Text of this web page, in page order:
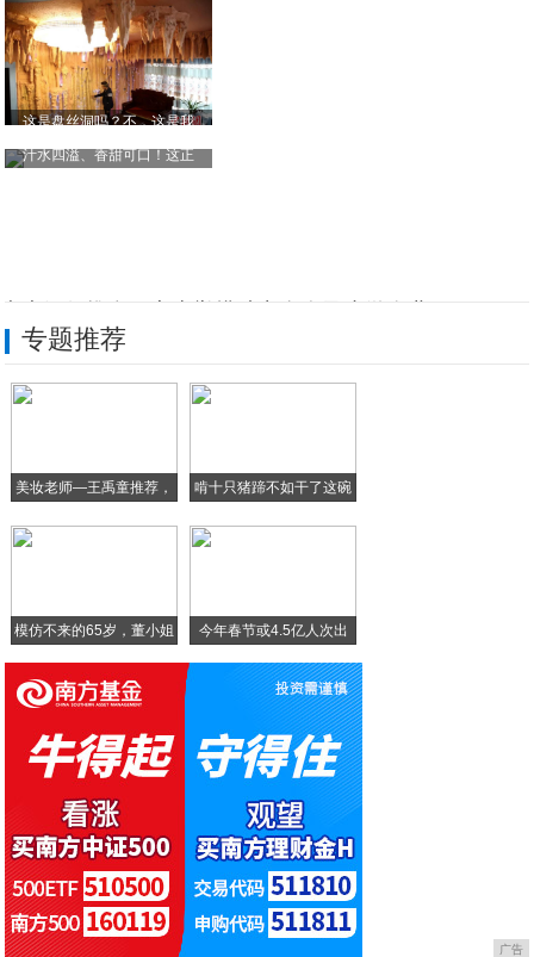
这是盘丝洞吗？不，这是我
汁水四溢、香甜可口！这正
中国平安旗下vipJr携手陆金所为其会员
这是盘丝洞吗？不，这是我刚装修好的家……
专题推荐
美妆老师—王禹童推荐，
啃十只猪蹄不如干了这碗
模仿不来的65岁，董小姐 今年春节或4.5亿人次出
广告